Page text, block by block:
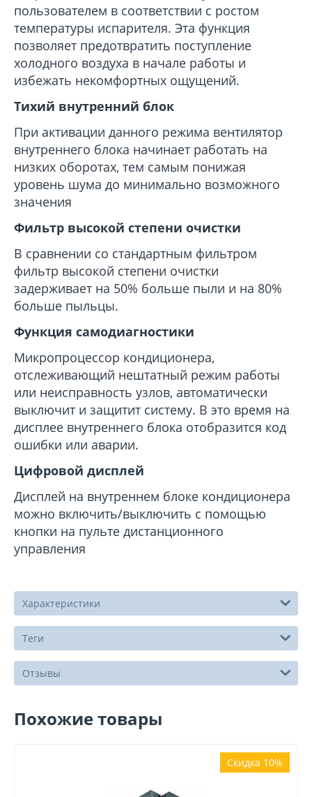
пользователем в соответствии с ростом
температуры испарителя. Эта функция
позволяет предотвратить поступление
холодного воздуха в начале работы и
избежать некомфортных ощущений.
Тихий внутренний блок
При активации данного режима вентилятор
внутреннего блока начинает работать на
низких оборотах, тем самым понижая
уровень шума до минимально возможного
значения
Фильтр высокой степени очистки
В сравнении со стандартным фильтром
фильтр высокой степени очистки
задерживает на 50% больше пыли и на 80%
больше пыльцы.
Функция самодиагностики
Микропроцессор кондиционера,
отслеживающий нештатный режим работы
или неисправность узлов, автоматически
выключит и защитит систему. В это время на
дисплее внутреннего блока отобразится код
ошибки или аварии.
Цифровой дисплей
Дисплей на внутреннем блоке кондиционера
можно включить/выключить с помощью
кнопки на пульте дистанционного
управления
Характеристики
Теги
Отзывы
Похожие товары
Скидка 10%